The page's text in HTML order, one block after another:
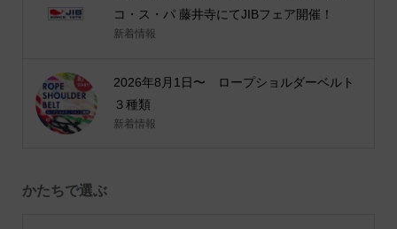
コ・ス・パ 藤井寺にてJIBフェア開催！
新着情報
2026年8月1日〜 ロープショルダーベルト
３種類
新着情報
かたちで選ぶ